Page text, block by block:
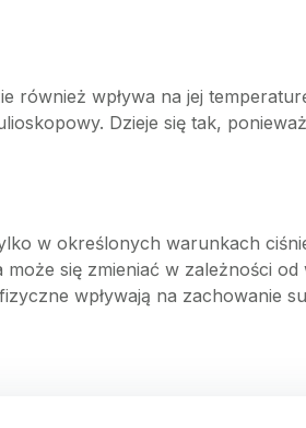
wpływa na jej
Dzieje się tak,
w określonych warunkach
się zmieniać w zależności
wpływają na zachowanie